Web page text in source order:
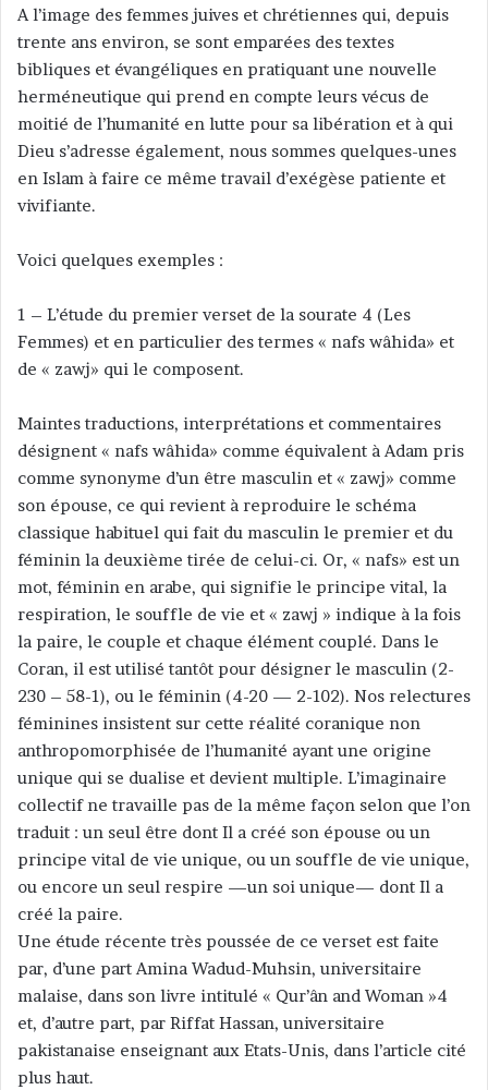
A l’image des femmes juives et chrétiennes qui, depuis
trente ans environ, se sont emparées des textes
bibliques et évangéliques en pratiquant une nouvelle
herméneutique qui prend en compte leurs vécus de
moitié de l’humanité en lutte pour sa libération et à qui
Dieu s’adresse également, nous sommes quelques-unes
en Islam à faire ce même travail d’exégèse patiente et
vivifiante.
Voici quelques exemples :
1 – L’étude du premier verset de la sourate 4 (Les
Femmes) et en particulier des termes « nafs wâhida» et
de « zawj» qui le composent.
Maintes traductions, interprétations et commentaires
désignent « nafs wâhida» comme équivalent à Adam pris
comme synonyme d’un être masculin et « zawj» comme
son épouse, ce qui revient à reproduire le schéma
classique habituel qui fait du masculin le premier et du
féminin la deuxième tirée de celui-ci. Or, « nafs» est un
mot, féminin en arabe, qui signifie le principe vital, la
respiration, le souffle de vie et « zawj » indique à la fois
la paire, le couple et chaque élément couplé. Dans le
Coran, il est utilisé tantôt pour désigner le masculin (2-
230 – 58-1), ou le féminin (4-20 — 2-102). Nos relectures
féminines insistent sur cette réalité coranique non
anthropomorphisée de l’humanité ayant une origine
unique qui se dualise et devient multiple. L’imaginaire
collectif ne travaille pas de la même façon selon que l’on
traduit : un seul être dont Il a créé son épouse ou un
principe vital de vie unique, ou un souffle de vie unique,
ou encore un seul respire —un soi unique— dont Il a
créé la paire.
Une étude récente très poussée de ce verset est faite
par, d’une part Amina Wadud-Muhsin, universitaire
malaise, dans son livre intitulé « Qur’ân and Woman »4
et, d’autre part, par Riffat Hassan, universitaire
pakistanaise enseignant aux Etats-Unis, dans l’article cité
plus haut.